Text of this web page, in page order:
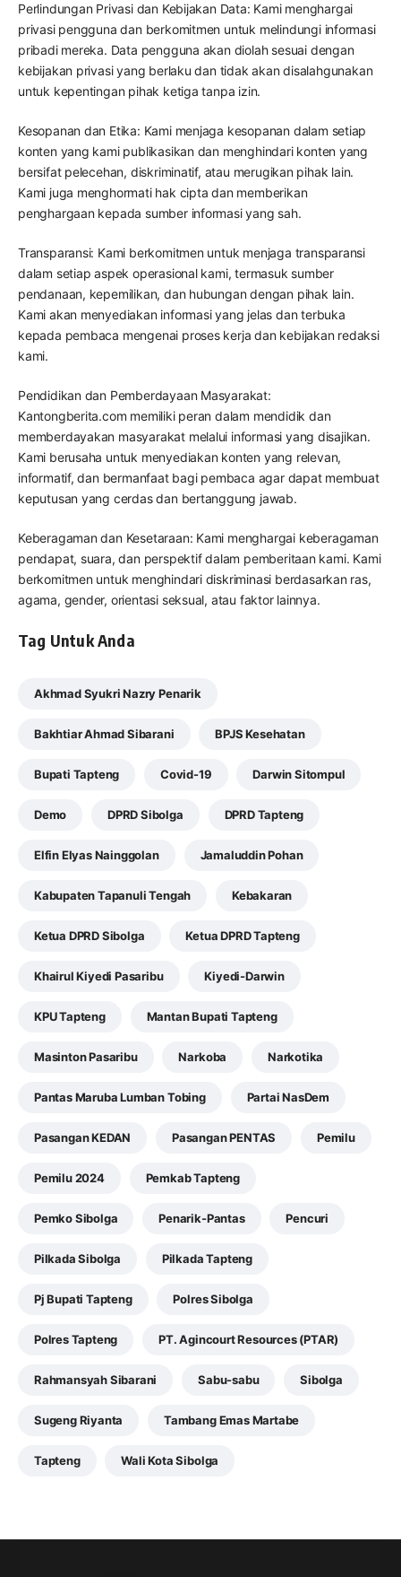
Perlindungan Privasi dan Kebijakan Data: Kami menghargai
privasi pengguna dan berkomitmen untuk melindungi informasi
pribadi mereka. Data pengguna akan diolah sesuai dengan
kebijakan privasi yang berlaku dan tidak akan disalahgunakan
untuk kepentingan pihak ketiga tanpa izin.
Kesopanan dan Etika: Kami menjaga kesopanan dalam setiap
konten yang kami publikasikan dan menghindari konten yang
bersifat pelecehan, diskriminatif, atau merugikan pihak lain.
Kami juga menghormati hak cipta dan memberikan
penghargaan kepada sumber informasi yang sah.
Transparansi: Kami berkomitmen untuk menjaga transparansi
dalam setiap aspek operasional kami, termasuk sumber
pendanaan, kepemilikan, dan hubungan dengan pihak lain.
Kami akan menyediakan informasi yang jelas dan terbuka
kepada pembaca mengenai proses kerja dan kebijakan redaksi
kami.
Pendidikan dan Pemberdayaan Masyarakat:
Kantongberita.com memiliki peran dalam mendidik dan
memberdayakan masyarakat melalui informasi yang disajikan.
Kami berusaha untuk menyediakan konten yang relevan,
informatif, dan bermanfaat bagi pembaca agar dapat membuat
keputusan yang cerdas dan bertanggung jawab.
Keberagaman dan Kesetaraan: Kami menghargai keberagaman
pendapat, suara, dan perspektif dalam pemberitaan kami. Kami
berkomitmen untuk menghindari diskriminasi berdasarkan ras,
agama, gender, orientasi seksual, atau faktor lainnya.
Tag Untuk Anda
Akhmad Syukri Nazry Penarik
Bakhtiar Ahmad Sibarani BPJS Kesehatan
Bupati Tapteng Covid-19 Darwin Sitompul
Demo DPRD Sibolga DPRD Tapteng
Elfin Elyas Nainggolan Jamaluddin Pohan
Kabupaten Tapanuli Tengah Kebakaran
Ketua DPRD Sibolga Ketua DPRD Tapteng
Khairul Kiyedi Pasaribu Kiyedi-Darwin
KPU Tapteng Mantan Bupati Tapteng
Masinton Pasaribu Narkoba Narkotika
Pantas Maruba Lumban Tobing Partai NasDem
Pasangan KEDAN Pasangan PENTAS Pemilu
Pemilu 2024 Pemkab Tapteng
Pemko Sibolga Penarik-Pantas Pencuri
Pilkada Sibolga Pilkada Tapteng
Pj Bupati Tapteng Polres Sibolga
Polres Tapteng PT. Agincourt Resources (PTAR)
Rahmansyah Sibarani Sabu-sabu Sibolga
Sugeng Riyanta Tambang Emas Martabe
Tapteng Wali Kota Sibolga